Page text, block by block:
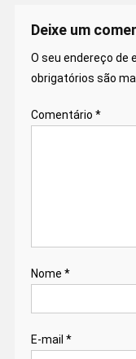
Deixe um
O seu endereço de
obrigatórios são
Comentário *
Nome *
E-mail *